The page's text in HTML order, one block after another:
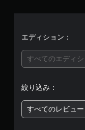
エディション：
すべてのエディ
絞り込み：
すべてのレビュー